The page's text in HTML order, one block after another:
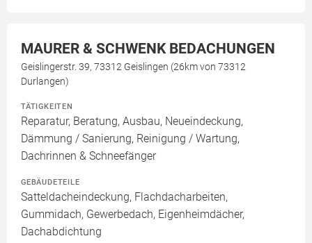
MAURER & SCHWENK BEDACHUNGEN
Geislingerstr. 39, 73312 Geislingen (26km von 73312
Durlangen)
TÄTIGKEITEN
Reparatur, Beratung, Ausbau, Neueindeckung,
Dämmung / Sanierung, Reinigung / Wartung,
Dachrinnen & Schneefänger
GEBÄUDETEILE
Satteldacheindeckung, Flachdacharbeiten,
Gummidach, Gewerbedach, Eigenheimdächer,
Dachabdichtung